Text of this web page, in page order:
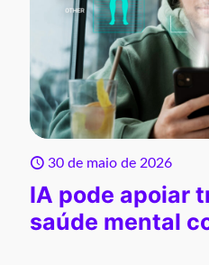
30 de maio de 2026
IA pode apoiar
saúde mental